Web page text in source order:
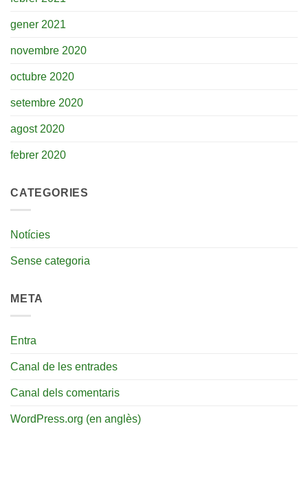
gener 2021
novembre 2020
octubre 2020
setembre 2020
agost 2020
febrer 2020
CATEGORIES
Notícies
Sense categoria
META
Entra
Canal de les entrades
Canal dels comentaris
WordPress.org (en anglès)